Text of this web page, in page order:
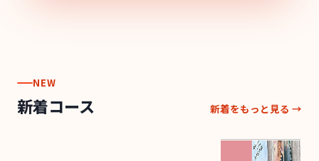
NEW
新着コース 新着をもっと見る →